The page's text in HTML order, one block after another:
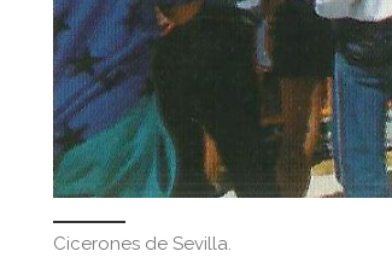
Cicerones de Sevilla.